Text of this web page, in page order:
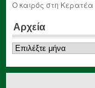
Ο καιρός στη Κερατέα
Αρχεία
Αρχεία